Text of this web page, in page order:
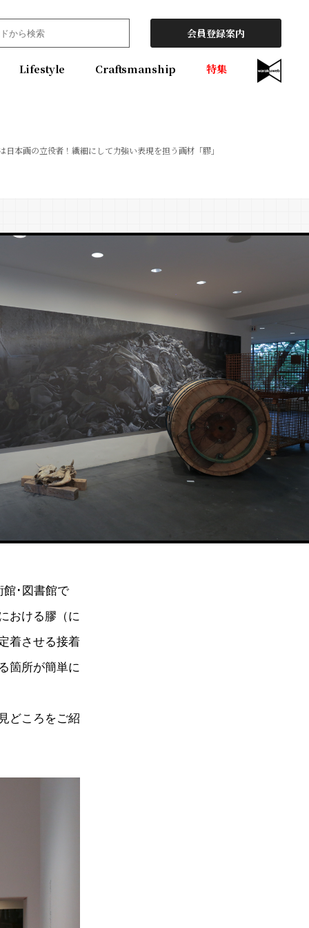
会員登録案内
Lifestyle Craftsmanship 特集
日本画の立役者！繊細にして力強い表現を担う画材「膠」
館･図書館で
おける膠（に
着させる接着
箇所が簡単に
どころをご紹